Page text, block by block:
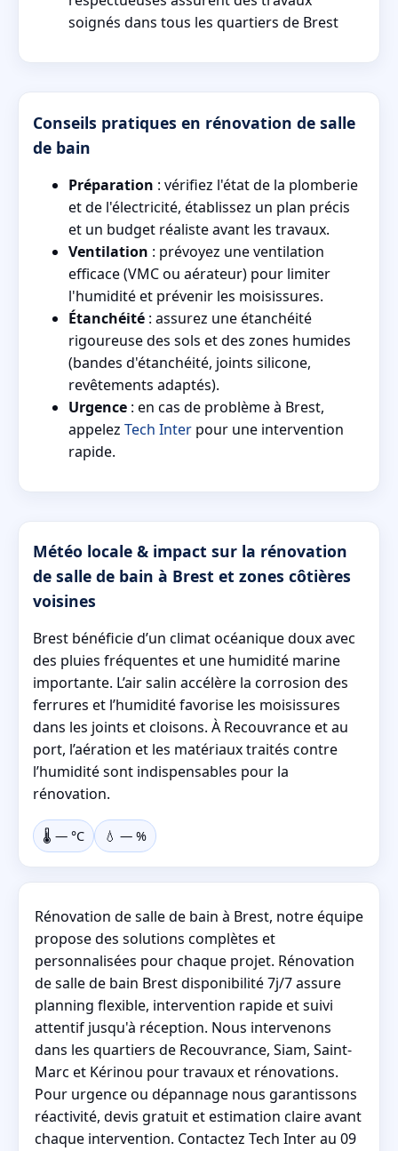
soignés dans tous les quartiers de Brest
Conseils pratiques en rénovation de salle
de bain
Préparation : vérifiez l'état de la plomberie
et de l'électricité, établissez un plan précis
et un budget réaliste avant les travaux.
Ventilation : prévoyez une ventilation
efficace (VMC ou aérateur) pour limiter
l'humidité et prévenir les moisissures.
Étanchéité : assurez une étanchéité
rigoureuse des sols et des zones humides
(bandes d'étanchéité, joints silicone,
revêtements adaptés).
Urgence : en cas de problème à Brest,
appelez Tech Inter pour une intervention
rapide.
Météo locale & impact sur la rénovation
de salle de bain à Brest et zones côtières
voisines
Brest bénéficie d’un climat océanique doux avec
des pluies fréquentes et une humidité marine
importante. L’air salin accélère la corrosion des
ferrures et l’humidité favorise les moisissures
dans les joints et cloisons. À Recouvrance et au
port, l’aération et les matériaux traités contre
l’humidité sont indispensables pour la
rénovation.
🌡️ — °C 💧 — %
Rénovation de salle de bain à Brest, notre équipe
propose des solutions complètes et
personnalisées pour chaque projet. Rénovation
de salle de bain Brest disponibilité 7j/7 assure
planning flexible, intervention rapide et suivi
attentif jusqu'à réception. Nous intervenons
dans les quartiers de Recouvrance, Siam, Saint-
Marc et Kérinou pour travaux et rénovations.
Pour urgence ou dépannage nous garantissons
réactivité, devis gratuit et estimation claire avant
chaque intervention. Contactez Tech Inter au 09